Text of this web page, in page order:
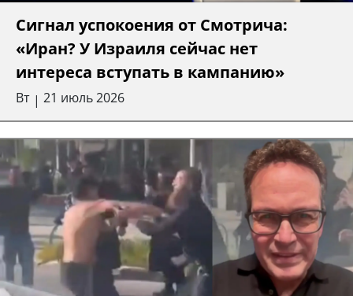
Сигнал успокоения от Смотрича:
«Иран? У Израиля сейчас нет
интереса вступать в кампанию»
Вт | 21 июль 2026